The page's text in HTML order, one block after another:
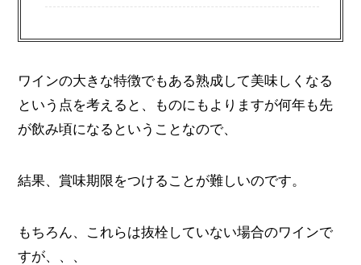
ワインの大きな特徴でもある熟成して美味しくなる
という点を考えると、ものにもよりますが何年も先
が飲み頃になるということなので、
結果、賞味期限をつけることが難しいのです。
もちろん、これらは抜栓していない場合のワインで
すが、、、